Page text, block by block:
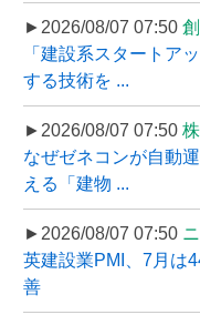
►2026/08/07 07:50
「建設系スタートア
する技術を ...
►2026/08/07 07:50
なぜゼネコンが自動
える「建物 ...
►2026/08/07 07:50
英建設業PMI、7月は
善